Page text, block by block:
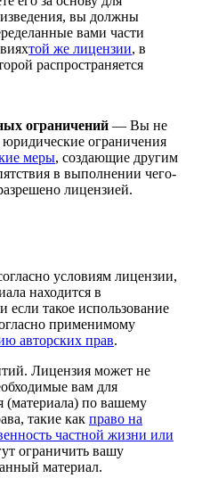
вы должны
вами части
той же лицензии, в
распространяется
ограничений — Вы не
ограничения
меры, создающие другим
в выполнении чего-
лицензией.
условиям лицензии,
находится в
такое использование
применимому
авторских прав.
Лицензия может не
вам для
(материала) по вашему
такие как право на
частной жизни или
ограничить вашу
материал.